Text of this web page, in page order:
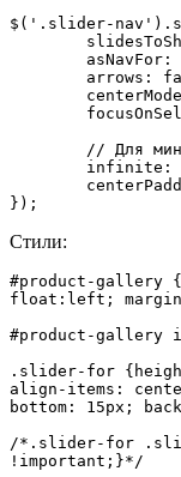
$('.slider-
});
Стили:
#product-gallery
float:left;
#product-gallery
.slider-for
align-items:
bottom: 15px;
/*.slider-for
!important;}*/